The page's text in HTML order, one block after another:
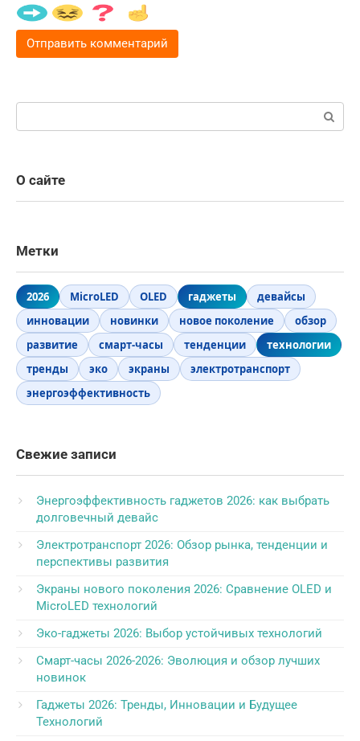
О сайте
Метки
2026 MicroLED OLED гаджеты
девайсы
инновации
новинки новое поколение
обзор
развитие
смарт-часы тенденции
технологии
тренды
эко экраны
электротранспорт
энергоэффективность
Свежие записи
Энергоэффективность гаджетов 2026: как выбрать
долговечный девайс
Электротранспорт 2026: Обзор рынка, тенденции и
перспективы развития
Экраны нового поколения 2026: Сравнение OLED и
MicroLED технологий
Эко-гаджеты 2026: Выбор устойчивых технологий
Смарт-часы 2026-2026: Эволюция и обзор лучших
новинок
Гаджеты 2026: Тренды, Инновации и Будущее
Технологий